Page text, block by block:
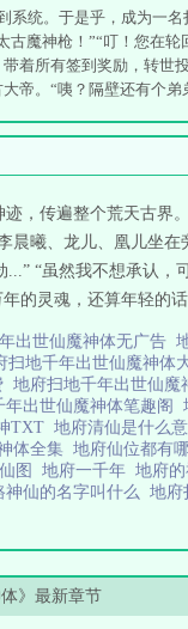
统。于是乎，成为一
魔神枪！”“叮！您在
着所有签到奖励，转世
。“咦？隔壁还有个弟
，传遍整个荒天古界
曦、龙儿、凰儿坐
“虽然我不想承认，
的灵魂，还算年轻的
出世仙魔神体无广告
扫地千年出世仙魔神体
地府扫地千年出世仙魔
年出世仙魔神体笔趣阁
TXT 地府清仙是什么
体全集 地府仙位都有
图 地府一千年 地府
神仙的名字叫什么 地府
》最新章节